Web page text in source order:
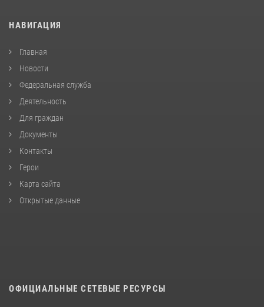
НАВИГАЦИЯ
Главная
Новости
Федеральная служба
Деятельность
Для граждан
Документы
Контакты
Герои
Карта сайта
Открытые данные
ОФИЦИАЛЬНЫЕ СЕТЕВЫЕ РЕСУРСЫ